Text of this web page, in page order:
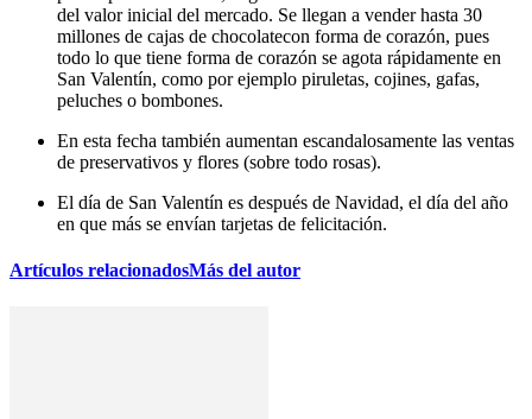
del valor inicial del mercado. Se llegan a vender hasta 30
millones de cajas de chocolatecon forma de corazón, pues
todo lo que tiene forma de corazón se agota rápidamente en
San Valentín, como por ejemplo piruletas, cojines, gafas,
peluches o bombones.
En esta fecha también aumentan escandalosamente las ventas
de preservativos y flores (sobre todo rosas).
El día de San Valentín es después de Navidad, el día del año
en que más se envían tarjetas de felicitación.
Artículos relacionadosMás del autor